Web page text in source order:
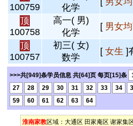
100759
化学
顶
100758
高一( 男)
化学
[ 男女
顶
100757
初三( 女)
数学
[ 女生 ]
>>>共[949]条学员信息 共[64]页 每页[15]条
27
28 29 30 31 32 33 34
59
60 61 62 63 64
淮南家教区域： 大通区 田家庵区 谢家集